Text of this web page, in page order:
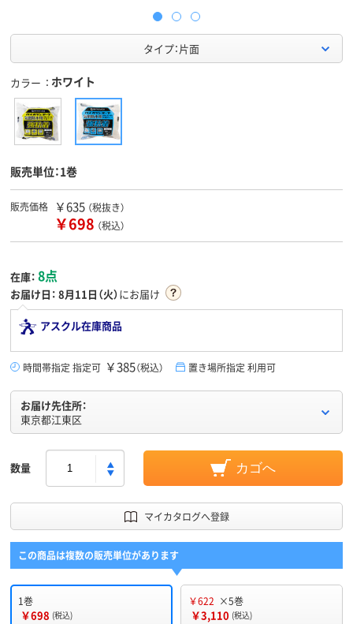
タイプ：片面
カラー ホワイト
販売単位：1巻
販売価格 ￥635 （税抜き）
￥698 （税込）
在庫： 8点
お届け日： 8月11日（火）にお届け
アスクル在庫商品
時間帯指定 指定可 ￥385（税込） 置き場所指定 利用可
お届け先住所：
東京都江東区
数量 カゴへ
マイカタログへ登録
この商品は複数の販売単位があります
1巻
￥698 (税込)
￥622 ×5巻
￥3,110 (税込)